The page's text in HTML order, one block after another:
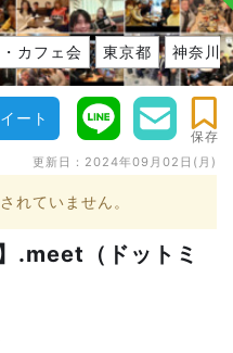
カフェ会 東京都 神奈川
ート
保存
更新日： 2024年09月02日(月)
れていません。
.meet（ドットミ